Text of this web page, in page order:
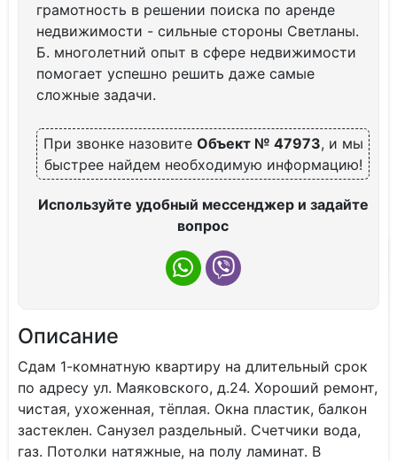
грамотность в решении поиска по аренде
недвижимости - сильные стороны Светланы.
Б. многолетний опыт в сфере недвижимости
помогает успешно решить даже самые
сложные задачи.
При звонке назовите Объект № 47973, и мы
быстрее найдем необходимую информацию!
Используйте удобный мессенджер и задайте
вопрос
Описание
Сдам 1-комнатную квартиру на длительный срок
по адресу ул. Маяковского, д.24. Хороший ремонт,
чистая, ухоженная, тёплая. Окна пластик, балкон
застеклен. Санузел раздельный. Счетчики вода,
газ. Потолки натяжные, на полу ламинат. В